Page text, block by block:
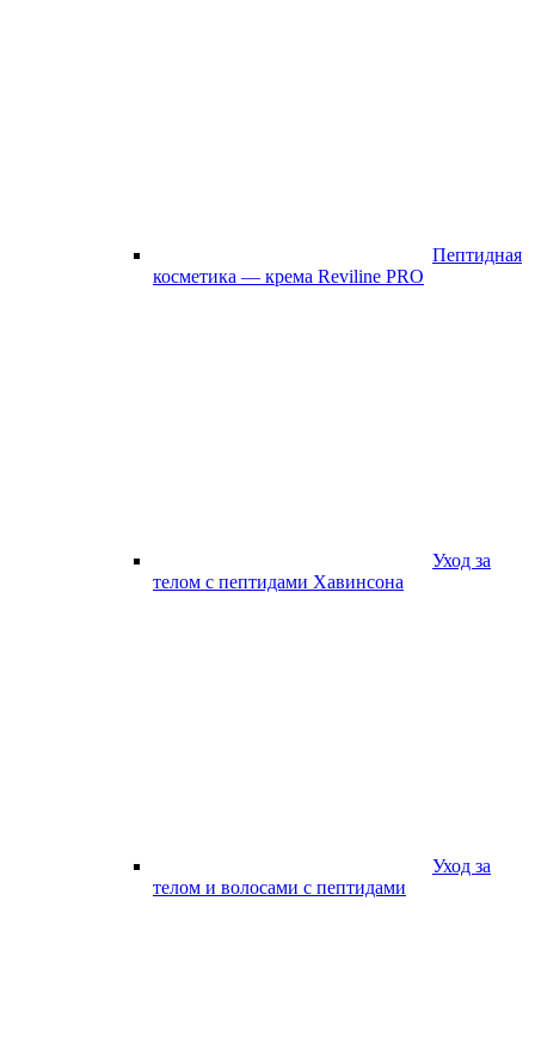
Пептидная
косметика — крема Reviline PRO
Уход за
телом с пептидами Хавинсона
Уход за
телом и волосами с пептидами